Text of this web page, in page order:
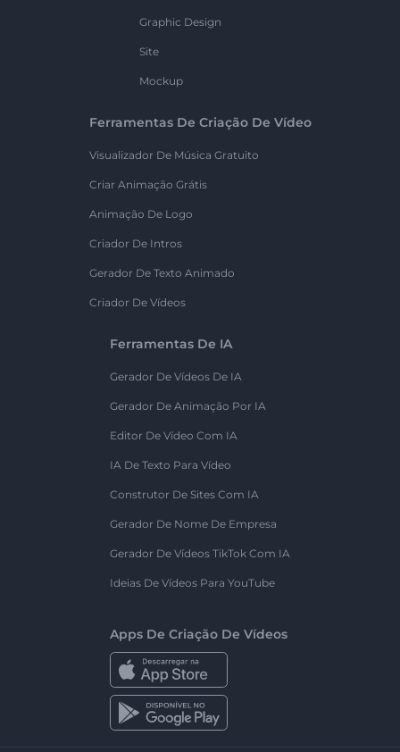
Graphic Design
Site
Mockup
Ferramentas De Criação De Vídeo
Visualizador De Música Gratuito
Criar Animação Grátis
Animação De Logo
Criador De Intros
Gerador De Texto Animado
Criador De Vídeos
Ferramentas De IA
Gerador De Vídeos De IA
Gerador De Animação Por IA
Editor De Vídeo Com IA
IA De Texto Para Vídeo
Construtor De Sites Com IA
Gerador De Nome De Empresa
Gerador De Vídeos TikTok Com IA
Ideias De Vídeos Para YouTube
Apps De Criação De Vídeos